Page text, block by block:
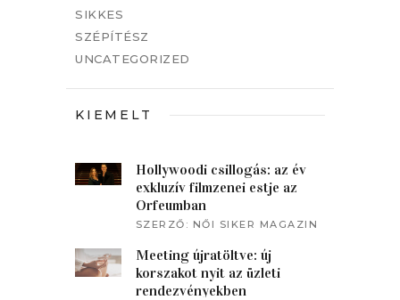
SIKKES
SZÉPÍTÉSZ
UNCATEGORIZED
KIEMELT
Hollywoodi csillogás: az év
exkluzív filmzenei estje az
Orfeumban
SZERZŐ: NŐI SIKER MAGAZIN
Meeting újratöltve: új
korszakot nyit az üzleti
rendezvényekben